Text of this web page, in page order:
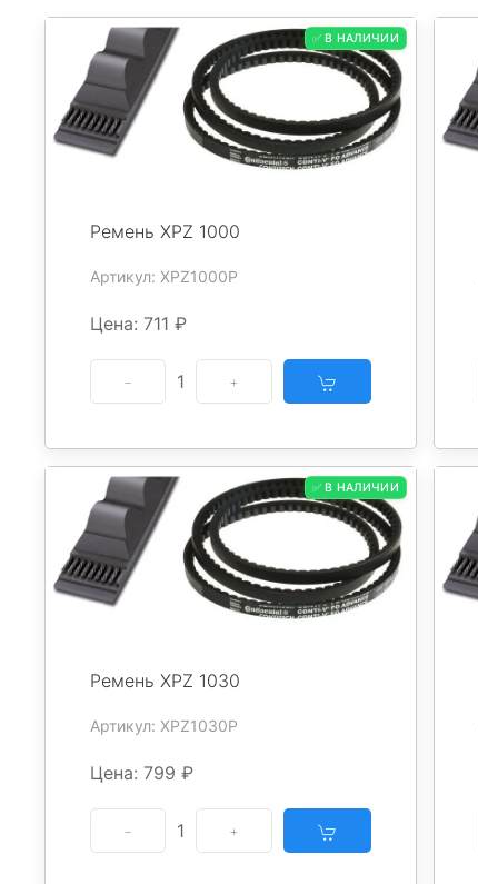
✅ В НАЛИЧИИ
Ремень XPZ 1000
Артикул: XPZ1000P
Цена: 711 ₽
1
✅ В НАЛИЧИИ
Ремень XPZ 1030
Артикул: XPZ1030P
Цена: 799 ₽
1